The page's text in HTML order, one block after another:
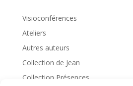
Visioconférences
Ateliers
Autres auteurs
Collection de Jean
Collection Présences